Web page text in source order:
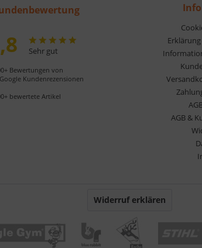
Sehr gut
Bewertungen von
Kundenrezensionen
bewertete Artikel
AGB &
Widerruf erklären